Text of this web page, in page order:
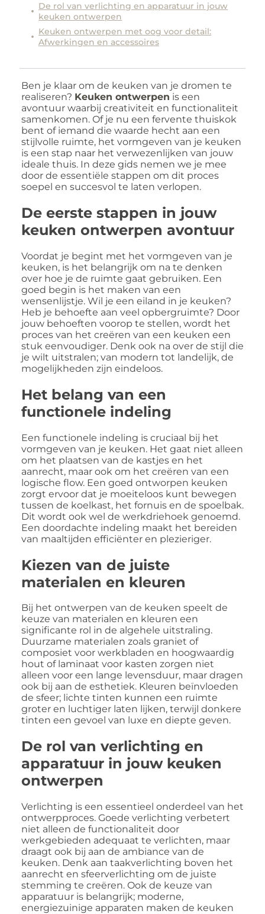
De rol van verlichting en apparatuur in jouw
keuken ontwerpen
Keuken ontwerpen met oog voor detail:
Afwerkingen en accessoires
Ben je klaar om de keuken van je dromen te
realiseren? Keuken ontwerpen is een
avontuur waarbij creativiteit en functionaliteit
samenkomen. Of je nu een fervente thuiskok
bent of iemand die waarde hecht aan een
stijlvolle ruimte, het vormgeven van je keuken
is een stap naar het verwezenlijken van jouw
ideale thuis. In deze gids nemen we je mee
door de essentiële stappen om dit proces
soepel en succesvol te laten verlopen.
De eerste stappen in jouw
keuken ontwerpen avontuur
Voordat je begint met het vormgeven van je
keuken, is het belangrijk om na te denken
over hoe je de ruimte gaat gebruiken. Een
goed begin is het maken van een
wensenlijstje. Wil je een eiland in je keuken?
Heb je behoefte aan veel opbergruimte? Door
jouw behoeften voorop te stellen, wordt het
proces van het creëren van een keuken een
stuk eenvoudiger. Denk ook na over de stijl die
je wilt uitstralen; van modern tot landelijk, de
mogelijkheden zijn eindeloos.
Het belang van een
functionele indeling
Een functionele indeling is cruciaal bij het
vormgeven van je keuken. Het gaat niet alleen
om het plaatsen van de kastjes en het
aanrecht, maar ook om het creëren van een
logische flow. Een goed ontworpen keuken
zorgt ervoor dat je moeiteloos kunt bewegen
tussen de koelkast, het fornuis en de spoelbak.
Dit wordt ook wel de werkdriehoek genoemd.
Een doordachte indeling maakt het bereiden
van maaltijden efficiënter en plezieriger.
Kiezen van de juiste
materialen en kleuren
Bij het ontwerpen van de keuken speelt de
keuze van materialen en kleuren een
significante rol in de algehele uitstraling.
Duurzame materialen zoals graniet of
composiet voor werkbladen en hoogwaardig
hout of laminaat voor kasten zorgen niet
alleen voor een lange levensduur, maar dragen
ook bij aan de esthetiek. Kleuren beïnvloeden
de sfeer; lichte tinten kunnen een ruimte
groter en luchtiger laten lijken, terwijl donkere
tinten een gevoel van luxe en diepte geven.
De rol van verlichting en
apparatuur in jouw keuken
ontwerpen
Verlichting is een essentieel onderdeel van het
ontwerpproces. Goede verlichting verbetert
niet alleen de functionaliteit door
werkgebieden adequaat te verlichten, maar
draagt ook bij aan de ambiance van de
keuken. Denk aan taakverlichting boven het
aanrecht en sfeerverlichting om de juiste
stemming te creëren. Ook de keuze van
apparatuur is belangrijk; moderne,
energiezuinige apparaten maken de keuken